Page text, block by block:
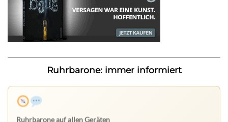
Ruhrbarone: immer informiert
Ruhrbarone auf allen Geräten